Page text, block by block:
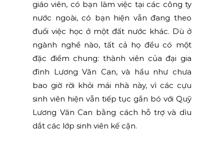
giáo viên, có bạn làm việc tại các công ty
nước ngoài, có bạn hiện vẫn đang theo
đuổi việc học ở một đất nước khác. Dù ở
ngành nghề nào, tất cả họ đều có một
đặc điểm chung: thành viên của đại gia
đình Lương Văn Can, và hầu như chưa
bao giờ rời khỏi mái nhà này, vì các cựu
sinh viên hiện vẫn tiếp tục gắn bó với Quỹ
Lương Văn Can bằng cách hỗ trợ và dìu
dắt các lớp sinh viên kế cận.